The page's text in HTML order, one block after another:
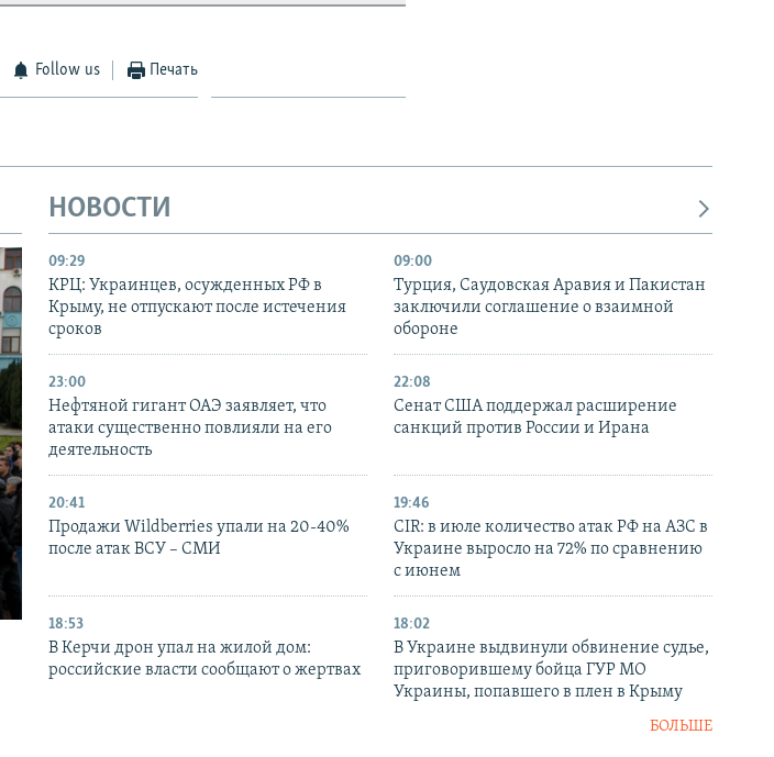
Follow us Печать
НОВОСТИ
09:29
КРЦ: Украинцев, осужденных РФ в
Крыму, не отпускают после истечения
сроков
09:00
Турция, Саудовская Аравия и Пакистан
заключили соглашение о взаимной
обороне
23:00
Нефтяной гигант ОАЭ заявляет, что
атаки существенно повлияли на его
деятельность
22:08
Сенат США поддержал расширение
санкций против России и Ирана
20:41
Продажи Wildberries упали на 20-40%
после атак ВСУ – СМИ
19:46
CIR: в июле количество атак РФ на АЗС в
Украине выросло на 72% по сравнению
с июнем
18:53
В Керчи дрон упал на жилой дом:
российские власти сообщают о жертвах
18:02
В Украине выдвинули обвинение судье,
приговорившему бойца ГУР МО
Украины, попавшего в плен в Крыму
БОЛЬШЕ